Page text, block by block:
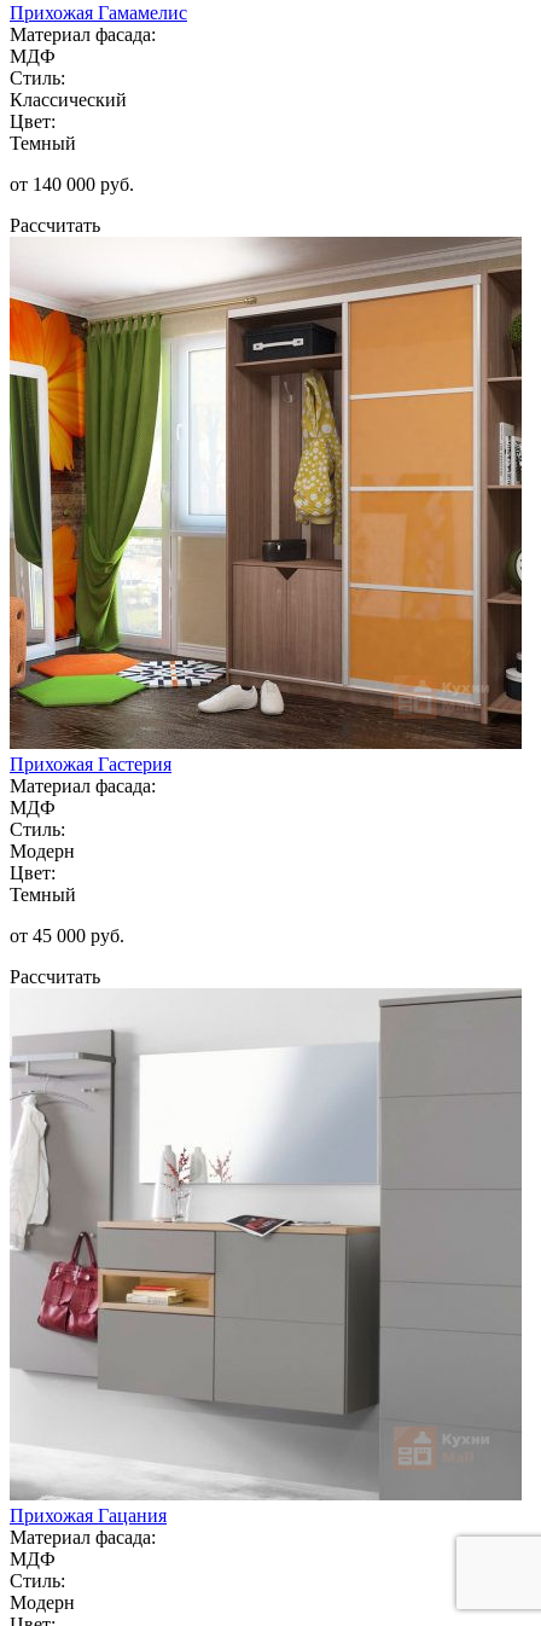
Прихожая Гамамелис
Материал фасада:
МДФ
Стиль:
Классический
Цвет:
Темный
от 140 000 руб.
Рассчитать
Прихожая Гастерия
Материал фасада:
МДФ
Стиль:
Модерн
Цвет:
Темный
от 45 000 руб.
Рассчитать
Прихожая Гацания
Материал фасада:
МДФ
Стиль:
Модерн